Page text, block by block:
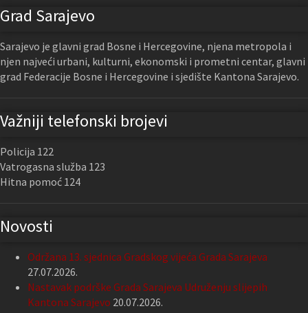
Grad Sarajevo
Sarajevo je glavni grad Bosne i Hercegovine, njena metropola i
njen najveći urbani, kulturni, ekonomski i prometni centar, glavni
grad Federacije Bosne i Hercegovine i sjedište Kantona Sarajevo.
Važniji telefonski brojevi
Policija 122
Vatrogasna služba 123
Hitna pomoć 124
Novosti
Održana 13. sjednica Gradskog vijeća Grada Sarajeva
27.07.2026.
Nastavak podrške Grada Sarajeva Udruženju slijepih
Kantona Sarajevo 20.07.2026.